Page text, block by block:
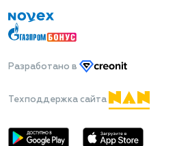
Разработано в
Техподдержка сайта